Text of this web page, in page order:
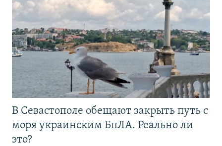
В Севастополе обещают закрыть путь с
моря украинским БпЛА. Реально ли
это?